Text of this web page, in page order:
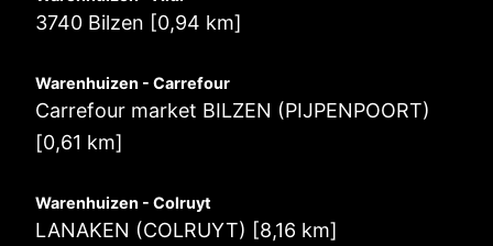
3740 Bilzen [0,94 km]
Warenhuizen - Carrefour
Carrefour market BILZEN (PIJPENPOORT)
[0,61 km]
Warenhuizen - Colruyt
LANAKEN (COLRUYT) [8,16 km]